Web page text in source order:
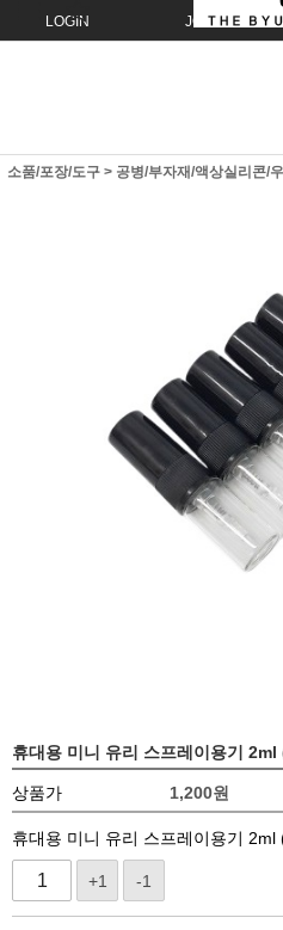
LOGIN JOIN
소품/포장/도구 > 공병/부자재/액상실리콘/
휴대용 미니 유리 스프레이용기 2ml
상품가 1,200원
휴대용 미니 유리 스프레이용기 2ml
+1 -1